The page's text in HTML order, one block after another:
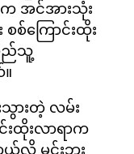
က အင်အားသုံး
စစ်ကြောင်းထိုး
ည်သူ့
ားတဲ့ လမ်း
င်းထိုးလာရာက
လို့ မင်းဘူး